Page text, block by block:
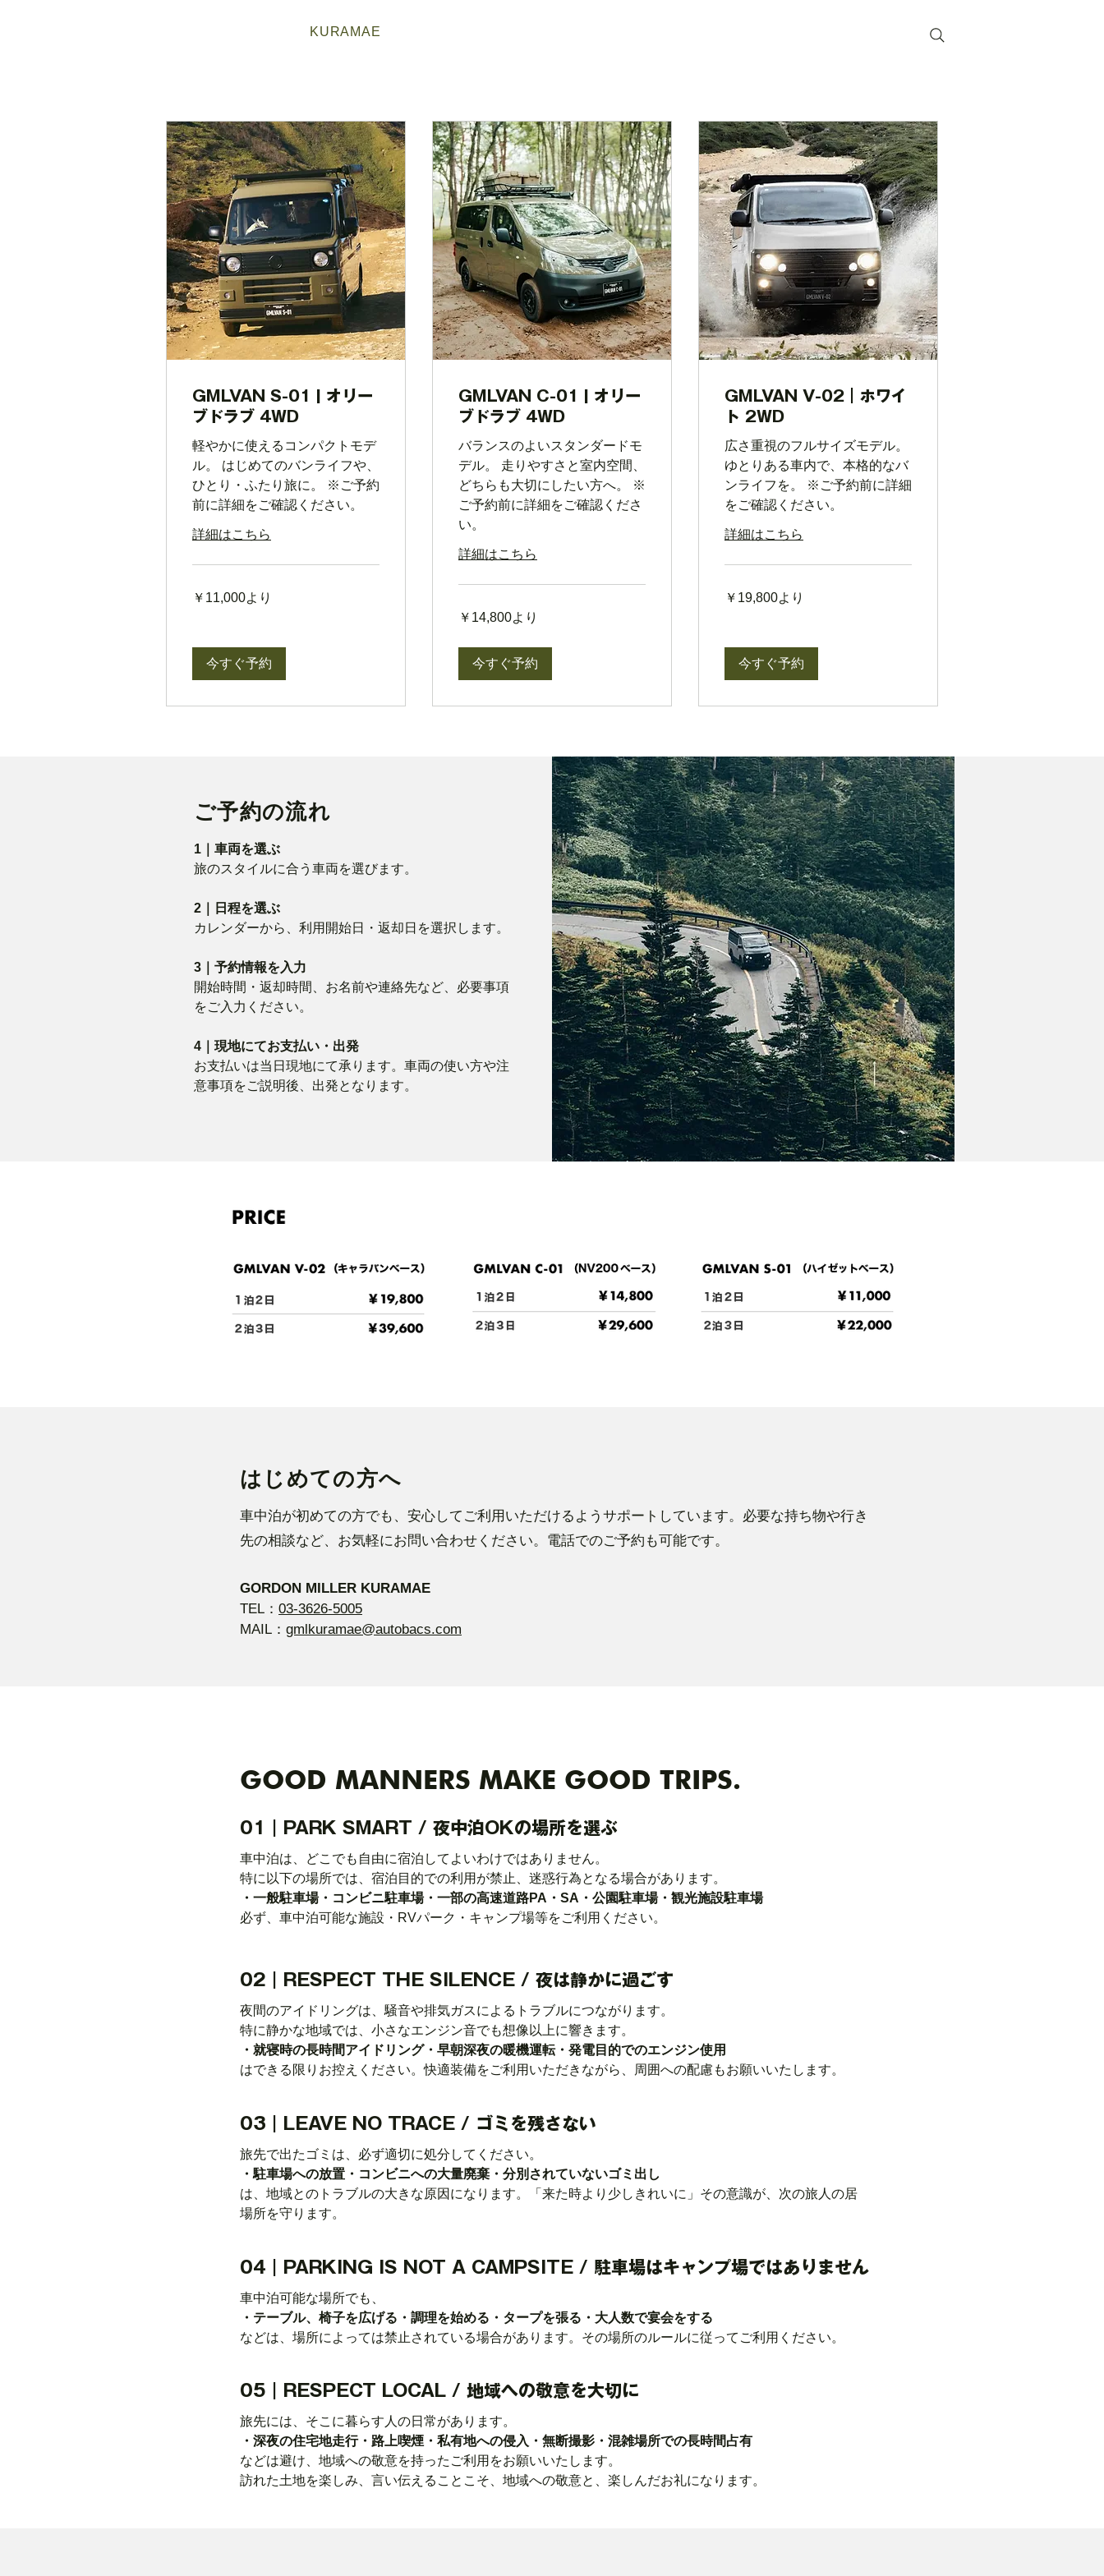
KURAMAE
GMLVAN S-01 | オリー
ブドラブ 4WD
軽やかに使えるコンパクトモデ
ル。 はじめてのバンライフや、
ひとり・ふたり旅に。 ※ご予約
前に詳細をご確認ください。
詳細はこちら
円
￥11,000より
今すぐ予約
GMLVAN C-01 | オリー
ブドラブ 4WD
バランスのよいスタンダードモ
デル。 走りやすさと室内空間、
どちらも大切にしたい方へ。 ※
ご予約前に詳細をご確認くださ
い。
詳細はこちら
円
￥14,800より
今すぐ予約
GMLVAN V-02｜ホワイ
ト 2WD
広さ重視のフルサイズモデル。
ゆとりある車内で、本格的なバ
ンライフを。 ※ご予約前に詳細
をご確認ください。
詳細はこちら
円
￥19,800より
今すぐ予約
ご予約の流れ
1｜車両を選ぶ
旅のスタイルに合う車両を選びます。
2｜日程を選ぶ
カレンダーから、利用開始日・返却日を選択します。
3｜予約情報を入力
開始時間・返却時間、お名前や連絡先など、必要事項
をご入力ください。
4｜現地にてお支払い・出発
お支払いは当日現地にて承ります。車両の使い方や注
意事項をご説明後、出発となります。
はじめての方へ
車中泊が初めての方でも、安心してご利用いただけるようサポートしています。必要な持ち物や行き
先の相談など、お気軽にお問い合わせください。電話でのご予約も可能です。
GORDON MILLER KURAMAE
TEL： 03-3626-5005
MAIL： gmlkuramae@autobacs.com
GOOD MANNERS MAKE GOOD TRIPS.
01｜PARK SMART / 夜中泊OKの場所を選ぶ
車中泊は、どこでも自由に宿泊してよいわけではありません。
特に以下の場所では、宿泊目的での利用が禁止、迷惑行為となる場合があります。
・一般駐車場・コンビニ駐車場・一部の高速道路PA・SA・公園駐車場・観光施設駐車場
必ず、車中泊可能な施設・RVパーク・キャンプ場等をご利用ください。
02｜RESPECT THE SILENCE / 夜は静かに過ごす
夜間のアイドリングは、騒音や排気ガスによるトラブルにつながります。
特に静かな地域では、小さなエンジン音でも想像以上に響きます。
・就寝時の長時間アイドリング・早朝深夜の暖機運転・発電目的でのエンジン使用
はできる限りお控えください。快適装備をご利用いただきながら、周囲への配慮もお願いいたします。
03｜LEAVE NO TRACE / ゴミを残さない
旅先で出たゴミは、必ず適切に処分してください。
・駐車場への放置・コンビニへの大量廃棄・分別されていないゴミ出し
は、地域とのトラブルの大きな原因になります。「来た時より少しきれいに」その意識が、次の旅人の居
場所を守ります。
04｜PARKING IS NOT A CAMPSITE / 駐車場はキャンプ場ではありません
車中泊可能な場所でも、
・テーブル、椅子を広げる・調理を始める・タープを張る・大人数で宴会をする
などは、場所によっては禁止されている場合があります。その場所のルールに従ってご利用ください。
05｜RESPECT LOCAL / 地域への敬意を大切に
旅先には、そこに暮らす人の日常があります。
・深夜の住宅地走行・路上喫煙・私有地への侵入・無断撮影・混雑場所での長時間占有
などは避け、地域への敬意を持ったご利用をお願いいたします。
訪れた土地を楽しみ、言い伝えることこそ、地域への敬意と、楽しんだお礼になります。